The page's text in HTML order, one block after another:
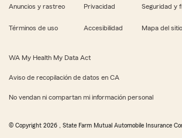
Anuncios y rastreo Privacidad Seguridad y
Términos de uso Accesibilidad Mapa del sitio
WA My Health My Data Act
Aviso de recopilación de datos en CA
No vendan ni compartan mi información personal
© Copyright 2026 , State Farm Mutual Automobile Insurance